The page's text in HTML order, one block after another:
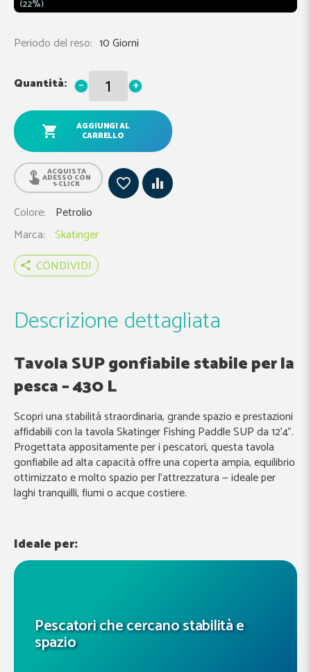
(22%)
Periodo del reso: 10 Giorni
Quantità: +
−
AGGIUNGI AL
CARRELLO
ACQUISTA
ADESSO CON
1-CLICK
Colore
Petrolio
Marca
Skatinger
share CONDIVIDI
Descrizione dettagliata
Tavola SUP gonfiabile stabile per la
pesca – 430 L
Scopri una stabilità straordinaria, grande spazio e prestazioni
affidabili con la tavola Skatinger Fishing Paddle SUP da 12’4”.
Progettata appositamente per i pescatori, questa tavola
gonfiabile ad alta capacità offre una coperta ampia, equilibrio
ottimizzato e molto spazio per l’attrezzatura — ideale per
laghi tranquilli, fiumi o acque costiere.
Ideale per:
Pescatori che cercano stabilità e
spazio